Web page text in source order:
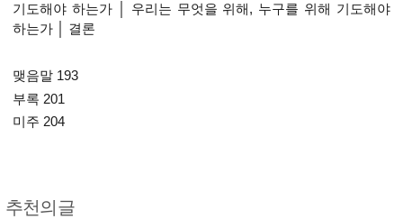
기도해야 하는가 │ 우리는 무엇을 위해, 누구를 위해 기도해야
하는가 │ 결론
맺음말 193
부록 201
미주 204
추천의글